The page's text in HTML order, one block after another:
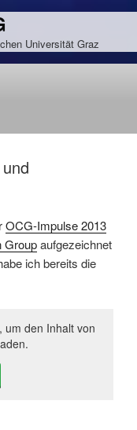
Universität Graz
OCG-Impulse 2013
Groupaufgezeichnet
ich bereits die
um den Inhalt von